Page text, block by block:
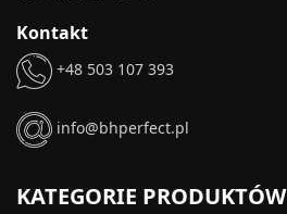
Kontakt
+48 503 107 393
info@bhperfect.pl
KATEGORIE PRODUKTÓW